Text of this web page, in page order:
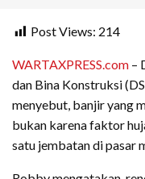
Post Views: 214
WARTAXPRESS.com –
dan Bina Konstruksi
menyebut, banjir yang
bukan karena faktor
satu jembatan di pasar